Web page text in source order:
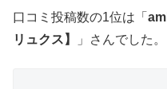
口コミ投稿数の1位は「
リュクス】
」さんでした。